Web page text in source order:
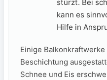
stürzt. Bei
kann es
Hilfe‍ in
Einige​
Beschichtung
Schnee und Eis